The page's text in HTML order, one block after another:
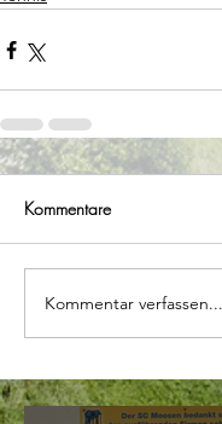
Kommentare
Kommentar verfassen...